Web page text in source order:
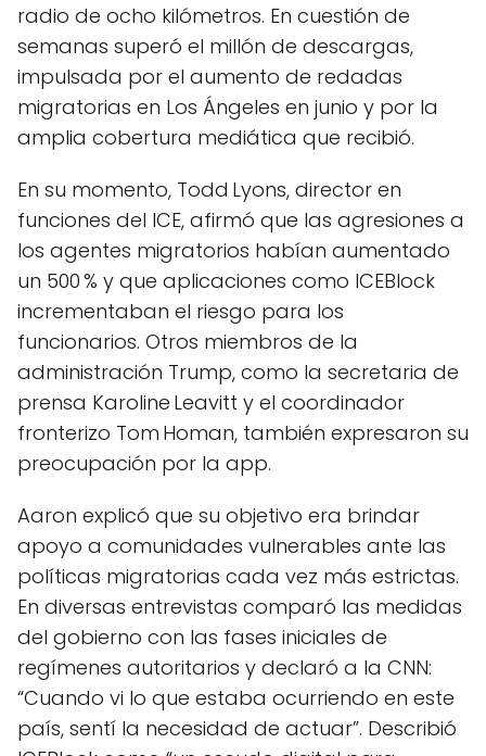
radio de ocho kilómetros. En cuestión de
semanas superó el millón de descargas,
impulsada por el aumento de redadas
migratorias en Los Ángeles en junio y por la
amplia cobertura mediática que recibió.
En su momento, Todd Lyons, director en
funciones del ICE, afirmó que las agresiones a
los agentes migratorios habían aumentado
un 500 % y que aplicaciones como ICEBlock
incrementaban el riesgo para los
funcionarios. Otros miembros de la
administración Trump, como la secretaria de
prensa Karoline Leavitt y el coordinador
fronterizo Tom Homan, también expresaron su
preocupación por la app.
Aaron explicó que su objetivo era brindar
apoyo a comunidades vulnerables ante las
políticas migratorias cada vez más estrictas.
En diversas entrevistas comparó las medidas
del gobierno con las fases iniciales de
regímenes autoritarios y declaró a la CNN:
“Cuando vi lo que estaba ocurriendo en este
país, sentí la necesidad de actuar”. Describió